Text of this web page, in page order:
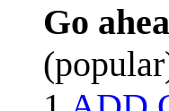
Go